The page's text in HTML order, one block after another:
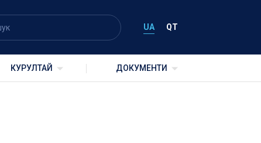
UA QT
КУРУЛТАЙ ДОКУМЕНТИ